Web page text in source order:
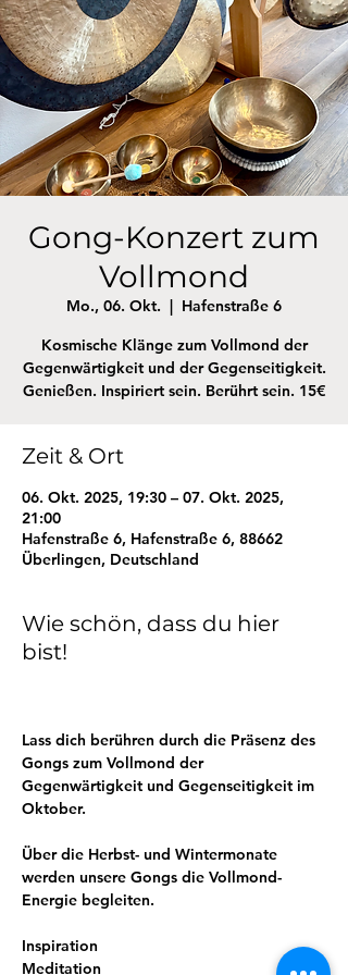
Gong-Konzert zum
Vollmond
Mo., 06. Okt.
  |
Hafenstraße 6
Kosmische Klänge zum Vollmond der
Gegenwärtigkeit und der Gegenseitigkeit.
Genießen. Inspiriert sein. Berührt sein. 15€
Zeit & Ort
06. Okt. 2025, 19:30 – 07. Okt. 2025,
21:00
Hafenstraße 6, Hafenstraße 6, 88662
Überlingen, Deutschland
Wie schön, dass du hier
bist!
Lass dich berühren durch die Präsenz des
Gongs zum Vollmond der
Gegenwärtigkeit und Gegenseitigkeit im
Oktober.
Über die Herbst- und Wintermonate
werden unsere Gongs die Vollmond-
Energie begleiten.
Inspiration
Meditation